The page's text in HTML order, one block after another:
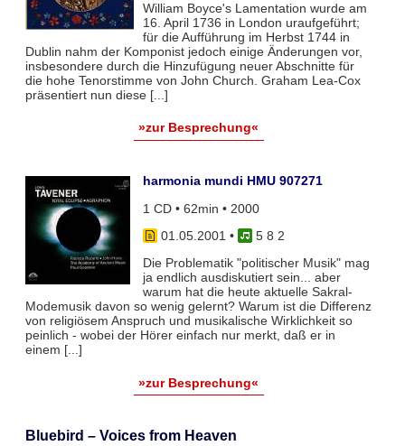
William Boyce's Lamentation wurde am
16. April 1736 in London uraufgeführt;
für die Aufführung im Herbst 1744 in
Dublin nahm der Komponist jedoch einige Änderungen vor,
insbesondere durch die Hinzufügung neuer Abschnitte für
die hohe Tenorstimme von John Church. Graham Lea-Cox
präsentiert nun diese [...]
»zur Besprechung«
harmonia mundi HMU 907271
1 CD • 62min • 2000
01.05.2001 •
5 8 2
Die Problematik "politischer Musik" mag
ja endlich ausdiskutiert sein... aber
warum hat die heute aktuelle Sakral-
Modemusik davon so wenig gelernt? Warum ist die Differenz
von religiösem Anspruch und musikalische Wirklichkeit so
peinlich - wobei der Hörer einfach nur merkt, daß er in
einem [...]
»zur Besprechung«
Bluebird – Voices from Heaven